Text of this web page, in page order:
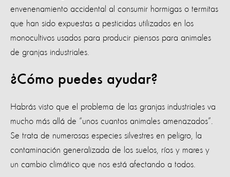
envenenamiento accidental al consumir hormigas o termitas
que han sido expuestas a pesticidas utilizados en los
monocultivos usados para producir piensos para animales
de granjas industriales.
¿Cómo puedes ayudar?
Habrás visto que el problema de las granjas industriales va
mucho más allá de “unos cuantos animales amenazados”.
Se trata de numerosas especies silvestres en peligro, la
contaminación generalizada de los suelos, ríos y mares y
un cambio climático que nos está afectando a todos.